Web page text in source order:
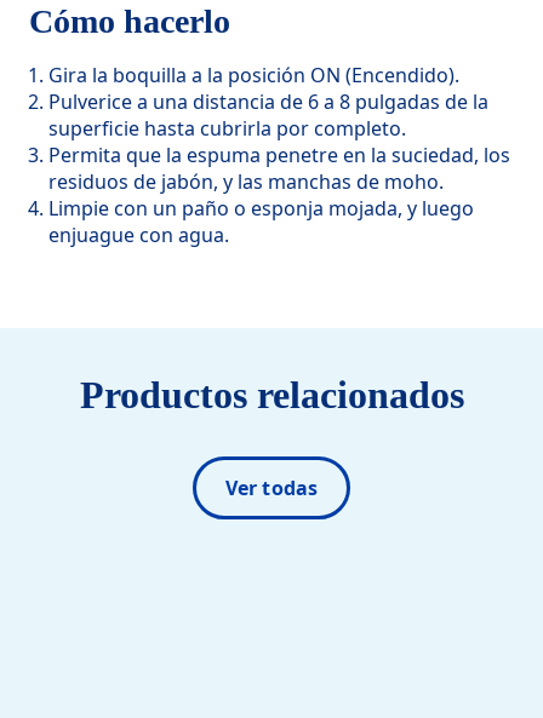
Cómo hacerlo
Gira la boquilla a la posición ON (Encendido).
Pulverice a una distancia de 6 a 8 pulgadas de la
superficie hasta cubrirla por completo.
Permita que la espuma penetre en la suciedad, los
residuos de jabón, y las manchas de moho.
Limpie con un paño o esponja mojada, y luego
enjuague con agua.
Productos relacionados
Ver todas